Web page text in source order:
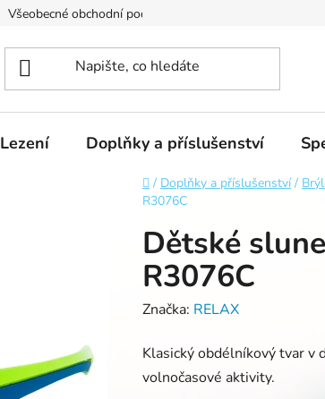
Všeobecné obchodní podmínky Podmínky
Lezení Doplňky a příslušenství
Domů
/ Doplňky a příslušenství /
R3076C
Dětské
R3076C
Značka: RELAX
Klasický obdélníkový tvar v
volnočasové aktivity.